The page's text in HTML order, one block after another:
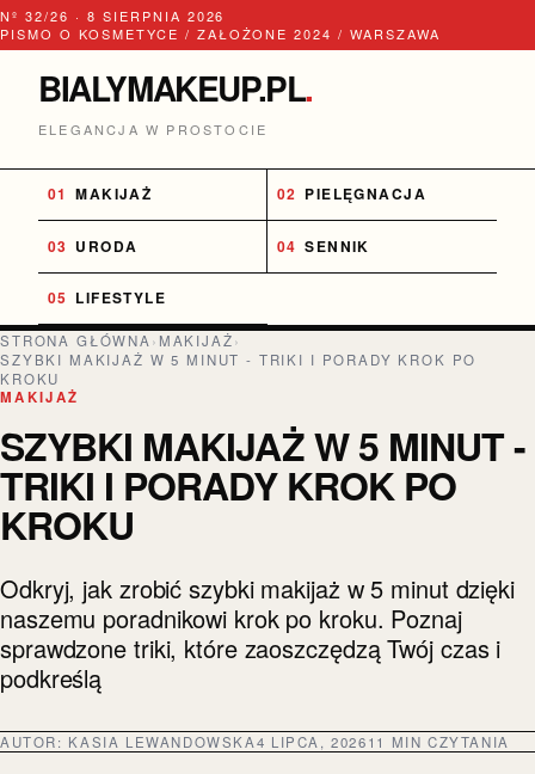
Nº 32/26 · 8 SIERPNIA 2026
PISMO O KOSMETYCE / ZAŁOŻONE 2024 / WARSZAWA
BIALYMAKEUP.PL.
ELEGANCJA W PROSTOCIE
MAKIJAŻ PIELĘGNACJA
URODA SENNIK
LIFESTYLE
STRONA GŁÓWNA› MAKIJAŻ›
SZYBKI MAKIJAŻ W 5 MINUT - TRIKI I PORADY KROK PO
KROKU
MAKIJAŻ
SZYBKI MAKIJAŻ W 5 MINUT -
TRIKI I PORADY KROK PO
KROKU
Odkryj, jak zrobić szybki makijaż w 5 minut dzięki
naszemu poradnikowi krok po kroku. Poznaj
sprawdzone triki, które zaoszczędzą Twój czas i
podkreślą
AUTOR: KASIA LEWANDOWSKA4 LIPCA, 202611 MIN CZYTANIA